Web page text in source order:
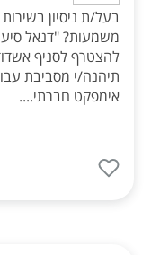
בעל/ת ניסיון
משמעות? "דנאל
להצטרף לסניף
תיהנה/י מסביבת
אימפקט חברתי....